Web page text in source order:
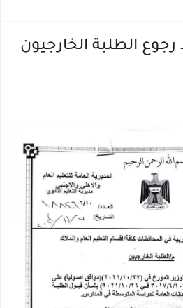
الطلبة الخارجيون